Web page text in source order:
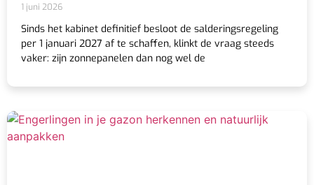
1 juni 2026
Sinds het kabinet definitief besloot de salderingsregeling
per 1 januari 2027 af te schaffen, klinkt de vraag steeds
vaker: zijn zonnepanelen dan nog wel de